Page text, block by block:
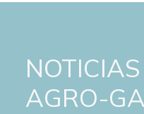
AGRO-